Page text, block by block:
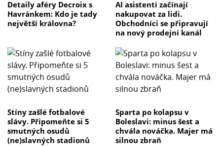
Detaily aféry Decroix s
Havránkem: Kdo je tady
největší královna?
AI asistenti začínají
nakupovat za lidi.
Obchodníci se připravují
na nový prodejní kanál
Stíny zašlé fotbalové
slávy. Připomeňte si 5
smutných osudů
(ne)slavných stadionů
Sparta po kolapsu v
Boleslavi: minus šest a
chvála nováčka. Majer má
silnou zbraň